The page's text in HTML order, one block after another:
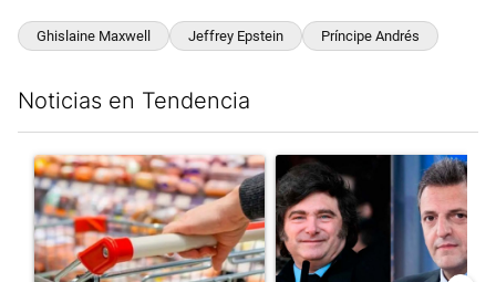
Ghislaine Maxwell Jeffrey Epstein Príncipe Andrés
Noticias en Tendencia
Un artículo de tendencia con el título "Inflación: economistas
Un artículo de tendencia